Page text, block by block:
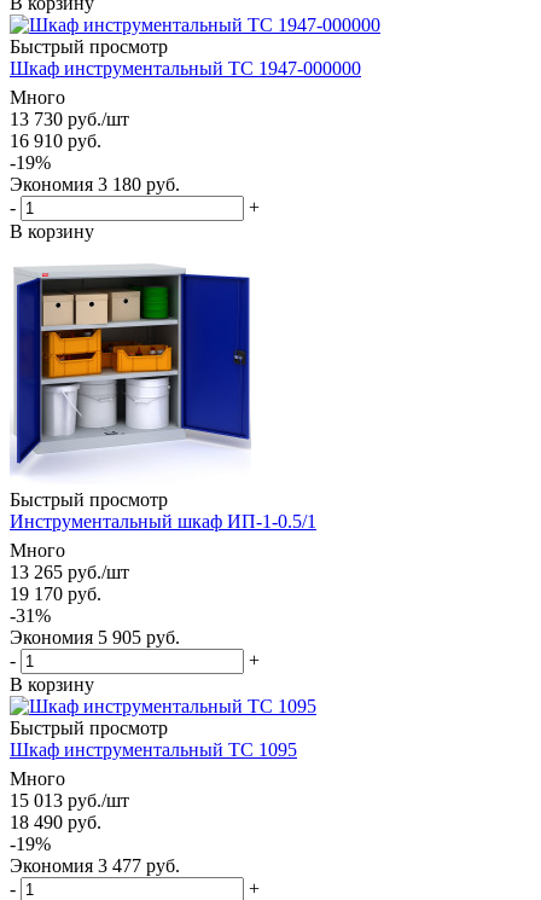
Быстрый просмотр
Шкаф инструментальный ТС 1947-000000
Много
13 730 руб./шт
16 910 руб.
-19%
Экономия 3 180 руб.
-
+
В корзину
Быстрый просмотр
Инструментальный шкаф ИП-1-0.5/1
Много
13 265 руб./шт
19 170 руб.
-31%
Экономия 5 905 руб.
-
+
В корзину
Быстрый просмотр
Шкаф инструментальный ТС 1095
Много
15 013 руб./шт
18 490 руб.
-19%
Экономия 3 477 руб.
-
+